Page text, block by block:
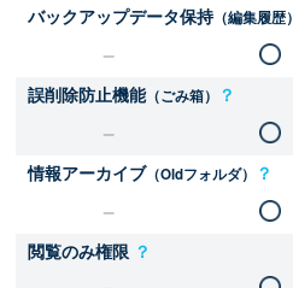
バックアップデータ保持（編集履歴）
誤削除防止機能（ごみ箱） ？
情報アーカイブ（Oldフォルダ） ？
閲覧のみ権限 ？